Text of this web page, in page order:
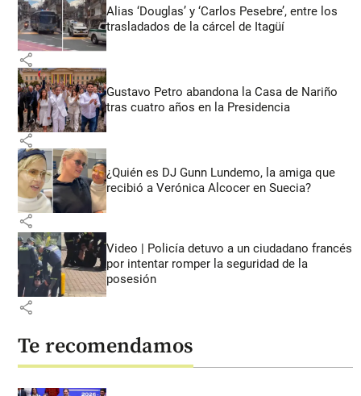
Alias ‘Douglas’ y ‘Carlos Pesebre’, entre los
trasladados de la cárcel de Itagüí
share
Gustavo Petro abandona la Casa de Nariño
tras cuatro años en la Presidencia
share
¿Quién es DJ Gunn Lundemo, la amiga que
recibió a Verónica Alcocer en Suecia?
share
Video | Policía detuvo a un ciudadano francés
por intentar romper la seguridad de la
posesión
share
Te recomendamos